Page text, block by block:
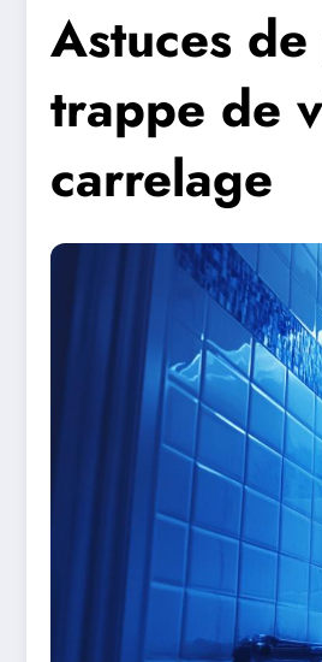
Astuces
trappe de
carrelage